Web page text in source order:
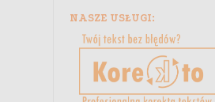
NASZE USŁUGI: